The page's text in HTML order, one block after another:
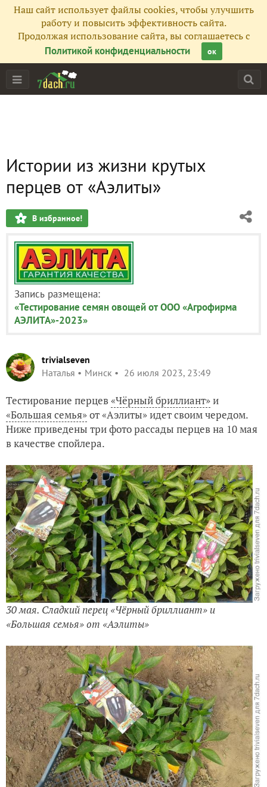
Наш сайт использует файлы cookies, чтобы улучшить
работу и повысить эффективность сайта.
Продолжая использование сайта, вы соглашаетесь с
Политикой конфиденциальности
ок
Истории из жизни крутых
перцев от «Аэлиты»
В избранное!
Запись размещена:
«Тестирование семян овощей от ООО «Агрофирма
АЭЛИТА»-2023»
trivialseven
Наталья
Минск 26 июля 2023, 23:49
Тестирование перцев«Чёрный бриллиант»и
«Большая семья»от «Аэлиты» идет своим чередом.
Ниже приведены три фото рассады перцев на 10 мая
в качестве спойлера.
30 мая. Сладкий перец «Чёрный бриллиант» и
«Большая семья» от «Аэлиты»